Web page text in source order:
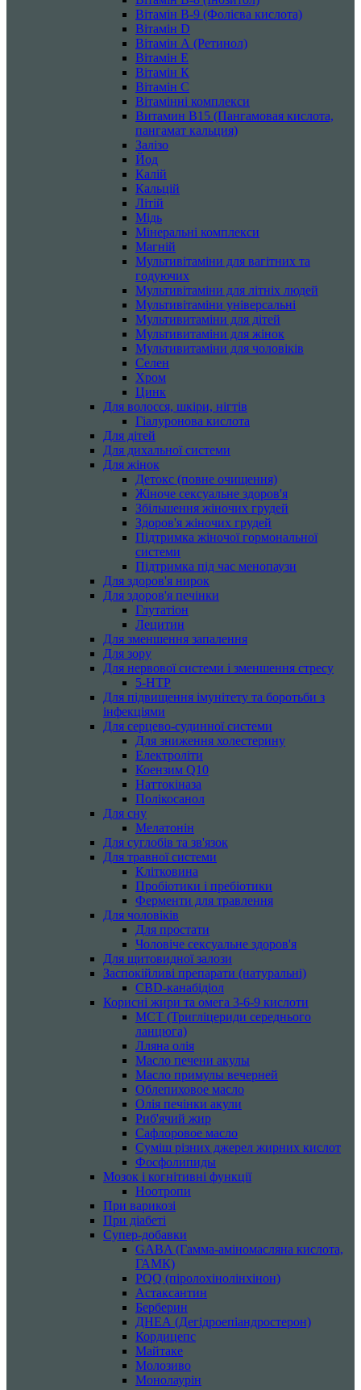
Вітамін B-9 (Фолієва кислота)
Вітамін D
Вітамін А (Ретинол)
Вітамін Е
Вітамін К
Вітамін С
Вітамінні комплекси
Витамин B15 (Пангамовая кислота,
пангамат кальция)
Залізо
Йод
Калій
Кальцій
Літій
Мідь
Мінеральні комплекси
Магній
Мультивітаміни для вагітних та
годуючих
Мультивітаміни для літніх людей
Мультивітаміни універсальні
Мультивитаміни для дітей
Мультивитаміни для жінок
Мультивитаміни для чоловіків
Селен
Хром
Цинк
Для волосся, шкіри, нігтів
Гіалуронова кислота
Для дітей
Для дихальної системи
Для жінок
Детокс (повне очищення)
Жіноче сексуальне здоров'я
Збільшення жіночих грудей
Здоров'я жіночих грудей
Підтримка жіночої гормональної
системи
Підтримка під час менопаузи
Для здоров'я нирок
Для здоров'я печінки
Глутатіон
Лецитин
Для зменшення запалення
Для зору
Для нервової системи і зменшення стресу
5-HTP
Для підвищення імунітету та боротьби з
інфекціями
Для серцево-судинної системи
Для зниження холестерину
Електроліти
Коензим Q10
Наттокіназа
Полікосанол
Для сну
Мелатонін
Для суглобів та зв'язок
Для травної системи
Клітковина
Пробіотики і пребіотики
Ферменти для травлення
Для чоловіків
Для простати
Чоловіче сексуальне здоров'я
Для щитовидної залози
Заспокійливі препарати (натуральні)
CBD-канабідіол
Корисні жири та омега 3-6-9 кислоти
MCT (Тригліцериди середнього
ланцюга)
Лляна олія
Масло печени акулы
Масло примулы вечерней
Облепиховое масло
Олія печінки акули
Риб'ячий жир
Сафлоровое масло
Суміш різних джерел жирних кислот
Фосфолипиды
Мозок і когнітивні функції
Ноотропи
При варикозі
При діабеті
Супер-добавки
GABA (Гамма-аміномасляна кислота,
ГАМК)
PQQ (піролохінолінхінон)
Астаксантин
Берберин
ДНЕА (Дегідроепіандростерон)
Кордицепс
Майтаке
Молозиво
Монолаурін